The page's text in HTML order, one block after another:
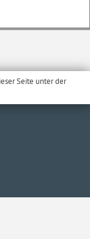
Seite unter der